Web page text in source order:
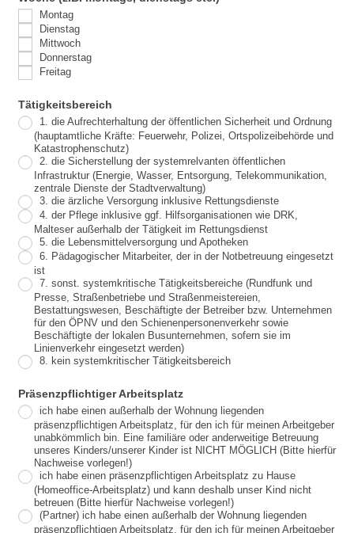
Montag
Dienstag
Mittwoch
Donnerstag
Freitag
Tätigkeitsbereich
1. die Aufrechterhaltung der öffentlichen Sicherheit und Ordnung
(hauptamtliche Kräfte: Feuerwehr, Polizei, Ortspolizeibehörde und
Katastrophenschutz)
2. die Sicherstellung der systemrelvanten öffentlichen
Infrastruktur (Energie, Wasser, Entsorgung, Telekommunikation,
zentrale Dienste der Stadtverwaltung)
3. die ärzliche Versorgung inklusive Rettungsdienste
4. der Pflege inklusive ggf. Hilfsorganisationen wie DRK,
Malteser außerhalb der Tätigkeit im Rettungsdienst
5. die Lebensmittelversorgung und Apotheken
6. Pädagogischer Mitarbeiter, der in der Notbetreuung eingesetzt
ist
7. sonst. systemkritische Tätigkeitsbereiche (Rundfunk und
Presse, Straßenbetriebe und Straßenmeistereien,
Bestattungswesen, Beschäftigte der Betreiber bzw. Unternehmen
für den ÖPNV und den Schienenpersonenverkehr sowie
Beschäftigte der lokalen Busunternehmen, sofern sie im
Linienverkehr eingesetzt werden)
8. kein systemkritischer Tätigkeitsbereich
Präsenzpflichtiger Arbeitsplatz
ich habe einen außerhalb der Wohnung liegenden
präsenzpflichtigen Arbeitsplatz, für den ich für meinen Arbeitgeber
unabkömmlich bin. Eine familiäre oder anderweitige Betreuung
unseres Kinders/unserer Kinder ist NICHT MÖGLICH (Bitte hierfür
Nachweise vorlegen!)
ich habe einen präsenzpflichtigen Arbeitsplatz zu Hause
(Homeoffice-Arbeitsplatz) und kann deshalb unser Kind nicht
betreuen (Bitte hierfür Nachweise vorlegen!)
(Partner) ich habe einen außerhalb der Wohnung liegenden
präsenzpflichtigen Arbeitsplatz, für den ich für meinen Arbeitgeber